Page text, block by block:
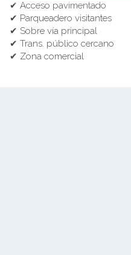
✔ Acceso pavimentado
✔ Parqueadero visitantes
✔ Sobre vía principal
✔ Trans. público cercano
✔ Zona comercial